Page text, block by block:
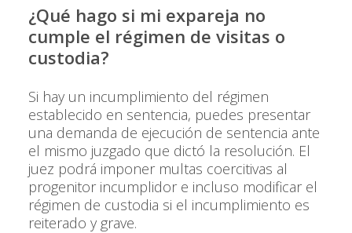
¿Qué hago si mi expareja no
cumple el régimen de visitas o
custodia?
Si hay un incumplimiento del régimen
establecido en sentencia, puedes presentar
una demanda de ejecución de sentencia ante
el mismo juzgado que dictó la resolución. El
juez podrá imponer multas coercitivas al
progenitor incumplidor e incluso modificar el
régimen de custodia si el incumplimiento es
reiterado y grave.